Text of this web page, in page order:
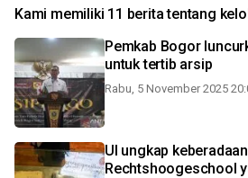
Kami memiliki 11 berita tentang
Pemkab Bogor
untuk tertib arsip
Rabu, 5 November 2025
UI ungkap
Rechtshoogeschool